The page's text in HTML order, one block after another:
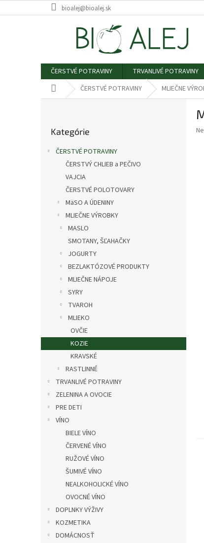
na
bioalej@bioalej.sk
ČERSTVÉ POTRAVINY TRVANLIVÉ POTRAVINY
Domov ČERSTVÉ POTRAVINY MLIEČNE
kategórie
Kategórie
ČERSTVÉ POTRAVINY
ČERSTVÝ CHLIEB a PEČIVO
VAJCIA
ČERSTVÉ POLOTOVARY
MäSO A ÚDENINY
MLIEČNE VÝROBKY
MASLO
SMOTANY, ŠĽAHAČKY
JOGURTY
BEZLAKTÓZOVÉ PRODUKTY
MLIEČNE NÁPOJE
SYRY
TVAROH
MLIEKO
OVČIE
KOZIE
KRAVSKÉ
RASTLINNÉ
TRVANLIVÉ POTRAVINY
ZELENINA A OVOCIE
PRE DETI
VÍNO
BIELE VÍNO
ČERVENÉ VÍNO
RUŽOVÉ VÍNO
ŠUMIVÉ VÍNO
NEALKOHOLICKÉ VÍNO
OVOCNÉ VÍNO
DOPLNKY VÝŽIVY
KOZMETIKA
DOMÁCNOSŤ